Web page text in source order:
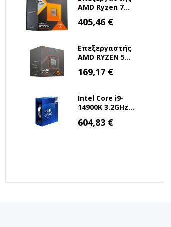
AMD Ryzen 7
Πυρήνων για
100000910WOF)
(AMDRYZ7-
7800X3D)
Ειδική
Τιμή
405,46 €
Επεξεργαστής
AMD RYZEN 5
AM5 (100-
(AMDRYZ5-8500G)
Ειδική
Τιμή
169,17 €
Intel Core i9-
14900K 3.2GHz
(BX8071514900K)
Ειδική
Τιμή
604,83 €